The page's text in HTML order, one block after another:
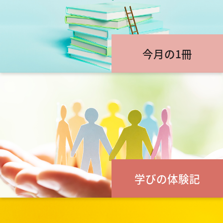
今月の1冊
学びの体験記